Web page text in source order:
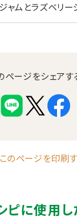
ムとラズベリー
ページをシェアす
このページを印刷
ピに使用